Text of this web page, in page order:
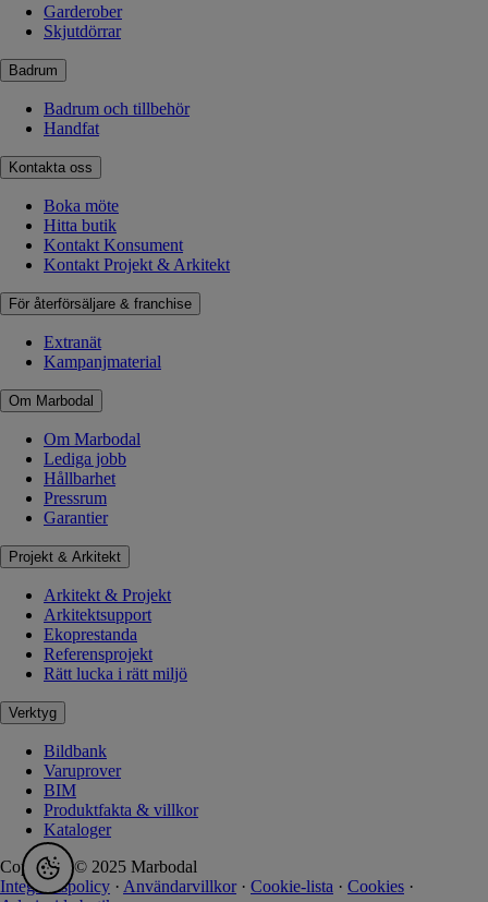
Garderober
Skjutdörrar
Badrum
Badrum och tillbehör
Handfat
Kontakta oss
Boka möte
Hitta butik
Kontakt Konsument
Kontakt Projekt & Arkitekt
För återförsäljare & franchise
Extranät
Kampanjmaterial
Om Marbodal
Om Marbodal
Lediga jobb
Hållbarhet
Pressrum
Garantier
Projekt & Arkitekt
Arkitekt & Projekt
Arkitektsupport
Ekoprestanda
Referensprojekt
Rätt lucka i rätt miljö
Verktyg
Bildbank
Varuprover
BIM
Produktfakta & villkor
Kataloger
Copyright © 2025 Marbodal
Integritetspolicy · Användarvillkor · Cookie-lista · Cookies ·